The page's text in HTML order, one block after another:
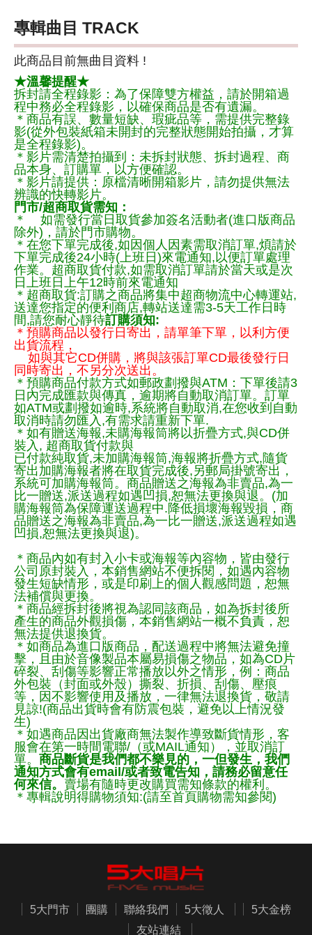
專輯曲目 TRACK
此商品目前無曲目資料 !
★溫馨提醒★
拆封請全程錄影：為了保障雙方權益，請於開箱過
程中務必全程錄影，以確保商品是否有遺漏。
＊商品有誤、數量短缺、瑕疵品等，需提供完整錄
影(從外包裝紙箱未開封的完整狀態開始拍攝，才算
是全程錄影)。
＊影片需清楚拍攝到：未拆封狀態、拆封過程、商
品本身、訂購單，以方便確認。
＊影片請提供：原檔清晰開箱影片，請勿提供無法
辨識的快轉影片。
門市/超商取貨需知：
＊ 如需發行當日取貨參加簽名活動者(進口版商品
除外)，請於門市購物。
＊在您下單完成後,如因個人因素需取消訂單,煩請於
下單完成後24小時(上班日)來電通知,以便訂單處理
作業。超商取貨付款,如需取消訂單請於當天或是次
日上班日上午12時前來電通知
＊超商取貨:訂購之商品將集中超商物流中心轉運站,
送達您指定的便利商店,轉站送達需3-5天工作日時
間,請您耐心靜待訂購須知:
＊預購商品以發行日寄出，請單筆下單，以利方便
出貨流程，
如與其它CD併購，將與該張訂單CD最後發行日
同時寄出，不另分次送出。
＊預購商品付款方式如郵政劃撥與ATM：下單後請3
日內完成匯款與傳真，逾期將自動取消訂單。訂單
如ATM或劃撥如逾時,系統將自動取消,在您收到自動
取消時請勿匯入,有需求請重新下單.
＊如有贈送海報,未購海報筒將以折疊方式,與CD併
裝入, 超商取貨付款與
已付款純取貨,未加購海報筒,海報將折疊方式,隨貨
寄出加購海報者將在取貨完成後,另郵局掛號寄出，
系統可加購海報筒。商品贈送之海報為非賣品,為一
比一贈送,派送過程如遇凹損,恕無法更換與退。(加
購海報筒為保障運送過程中.降低損壞海報毀損，商
品贈送之海報為非賣品,為一比一贈送,派送過程如遇
凹損,恕無法更換與退)。
＊商品內如有封入小卡或海報等內容物，皆由發行
公司原封裝入，本銷售網站不便拆閱，如遇內容物
發生短缺情形，或是印刷上的個人觀感問題，恕無
法補償與更換。
＊商品經拆封後將視為認同該商品，如為拆封後所
產生的商品外觀損傷，本銷售網站一概不負責，恕
無法提供退換貨。
＊如商品為進口版商品，配送過程中將無法避免撞
擊，且由於音像製品本屬易損傷之物品，如為CD片
碎裂、刮傷等影響正常播放以外之情形，例：商品
外包裝（封面或外殼）撕裂、折損、刮傷、壓痕
等，因不影響使用及播放，一律無法退換貨，敬請
見諒!(商品出貨時會有防震包裝，避免以上情況發
生)
＊如遇商品因出貨廠商無法製作導致斷貨情形，客
服會在第一時間電聯/（或MAIL通知），並取消訂
單。 商品斷貨是我們都不樂見的，一但發生，我們
通知方式會有email/或者致電告知，請務必留意任
何來信。 賣場有隨時更改購買需知條款的權利。
＊專輯說明得購物須知:(請至首頁購物需知參閱)
5大門市 團購 聯絡我們 5大徵人
5大金榜
友站連結